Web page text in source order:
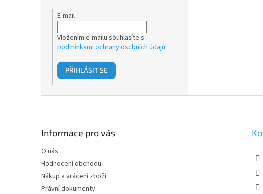
E-mail
Vložením e-mailu souhlasíte s
podmínkami ochrany osobních údajů
PŘIHLÁSIT SE
Informace pro vás
O nás
Hodnocení obchodu
Nákup a vrácení zboží
Právní dokumenty